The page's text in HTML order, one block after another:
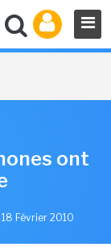
ont
Février 2010